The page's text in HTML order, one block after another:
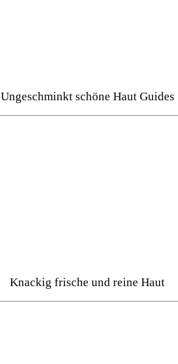
Ungeschminkt schöne Haut Guides
Knackig frische und reine Haut